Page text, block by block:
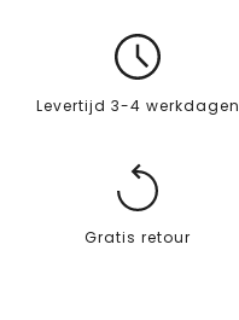
Levertijd 3-4 werkdagen
Gratis retour